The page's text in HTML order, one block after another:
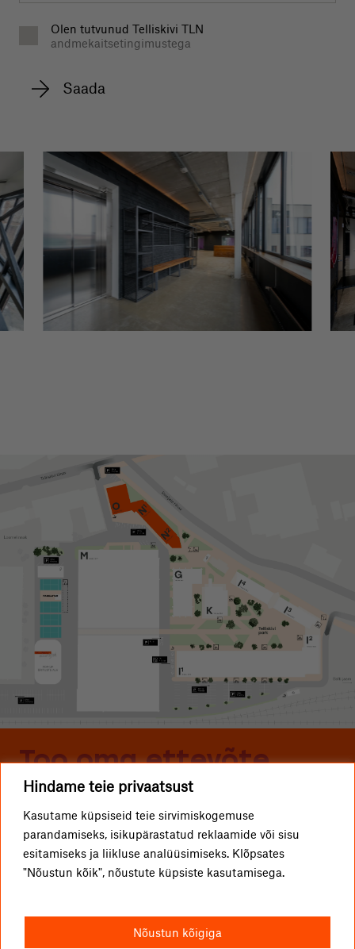
Hindame teie privaatsust
Kasutame küpsiseid teie sirvimiskogemuse
parandamiseks, isikupärastatud reklaamide või sisu
esitamiseks ja liikluse analüüsimiseks. Klõpsates
"Nõustun kõik", nõustute küpsiste kasutamisega.
Nõustun kõigiga
Olen tutvunud Telliskivi TLN
andmekaitsetingimustega
Too oma ettevõte
Telliskivisse
ETTEVÕTTED
KUIDAS TULLA?
Telliskivi TLN OÜ
Telliskivi 60/2, 10412 Tallinn
I1-hoone, A-sissepääs, 4. korrus